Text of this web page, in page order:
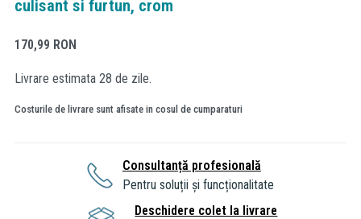
culisant si furtun, crom
170,99 RON
Livrare estimata 28 de zile.
Costurile de livrare sunt afisate in cosul de cumparaturi
Consultanță profesională
Pentru soluții și funcționalitate
Deschidere colet la livrare